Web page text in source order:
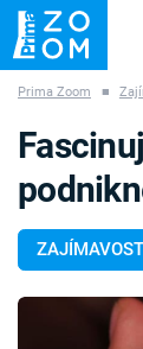
ZÁHADY
Témata
Prima Zoom ■